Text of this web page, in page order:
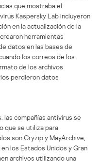
que mostraba el
Kaspersky Lab incluyeron
en la actualización de la
herramientas
datos en las bases de
los correos de los
de los archivos
perdieron datos
las compañías antivirus se
que se utiliza para
son Cryzip y MayArchive,
los Estados Unidos y Gran
archivos utilizando una